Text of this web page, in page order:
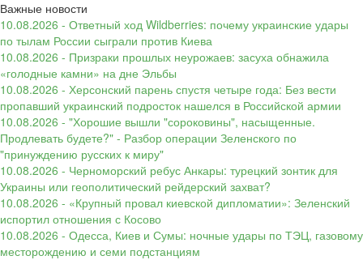
Важные новости
10.08.2026 - Ответный ход Wildberries: почему украинские удары
по тылам России сыграли против Киева
10.08.2026 - Призраки прошлых неурожаев: засуха обнажила
«голодные камни» на дне Эльбы
10.08.2026 - Херсонский парень спустя четыре года: Без вести
пропавший украинский подросток нашелся в Российской армии
10.08.2026 - "Хорошие вышли "сороковины", насыщенные.
Продлевать будете?" - Разбор операции Зеленского по
"принуждению русских к миру"
10.08.2026 - Черноморский ребус Анкары: турецкий зонтик для
Украины или геополитический рейдерский захват?
10.08.2026 - «Крупный провал киевской дипломатии»: Зеленский
испортил отношения с Косово
10.08.2026 - Одесса, Киев и Сумы: ночные удары по ТЭЦ, газовому
месторождению и семи подстанциям